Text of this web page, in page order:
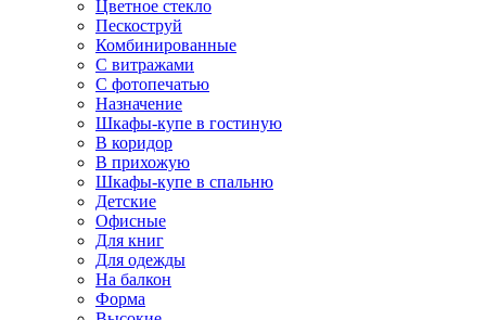
Цветное стекло
Пескоструй
Комбинированные
С витражами
С фотопечатью
Назначение
Шкафы-купе в гостиную
В коридор
В прихожую
Шкафы-купе в спальню
Детские
Офисные
Для книг
Для одежды
На балкон
Форма